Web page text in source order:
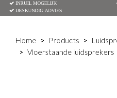
INRUIL MOGELIJK
DESKUNDIG ADVIES
Home Products
Vloerstaande luidsprekers